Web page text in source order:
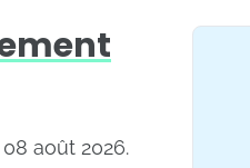
août 2026.